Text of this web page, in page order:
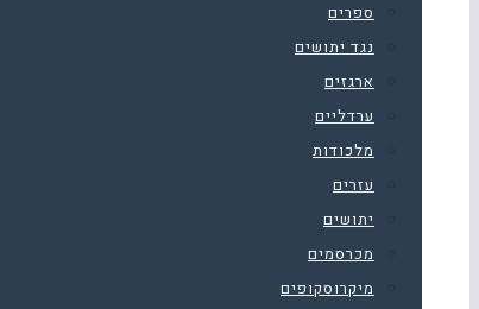
ספרים
נגד יתושים
ארגזים
ערדליים
מלכודות
עזרים
יתושים
מכרסמים
מיקרוסקופים